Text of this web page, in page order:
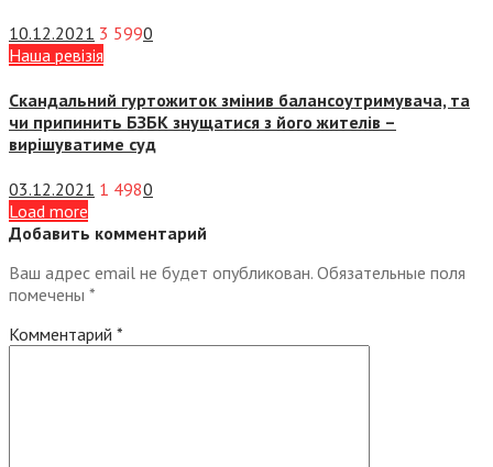
10.12.2021 3 5990
Наша ревізія
Скандальний гуртожиток змінив балансоутримувача, та
чи припинить БЗБК знущатися з його жителів –
вирішуватиме суд
03.12.2021 1 4980
Load more
Добавить комментарий
Ваш адрес email не будет опубликован. Обязательные поля
помечены *
Комментарий *